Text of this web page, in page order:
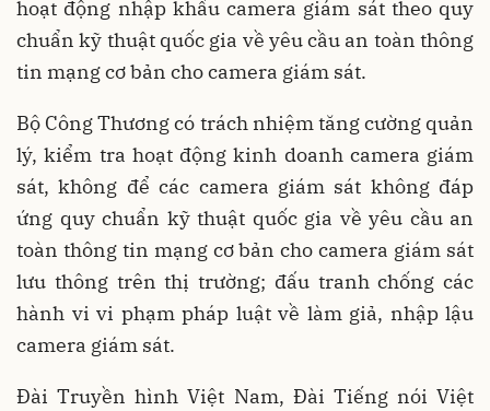
hoạt động nhập khẩu camera giám sát theo quy
chuẩn kỹ thuật quốc gia về yêu cầu an toàn thông
tin mạng cơ bản cho camera giám sát.
Bộ Công Thương có trách nhiệm tăng cường quản
lý, kiểm tra hoạt động kinh doanh camera giám
sát, không để các camera giám sát không đáp
ứng quy chuẩn kỹ thuật quốc gia về yêu cầu an
toàn thông tin mạng cơ bản cho camera giám sát
lưu thông trên thị trường; đấu tranh chống các
hành vi vi phạm pháp luật về làm giả, nhập lậu
camera giám sát.
Đài Truyền hình Việt Nam, Đài Tiếng nói Việt